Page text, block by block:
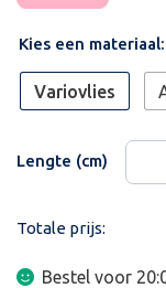
Kies een materiaal:
Variovlies
Lengte (cm)
Totale prijs:
Bestel voor